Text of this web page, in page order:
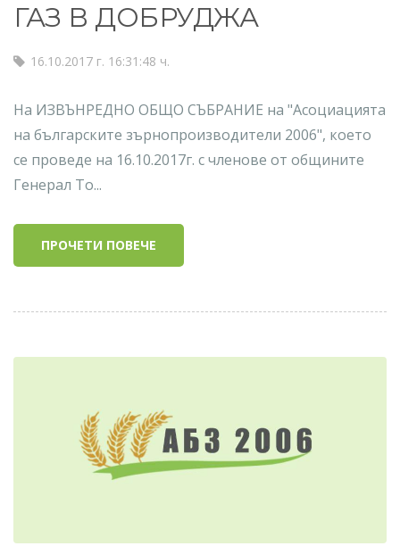
ГАЗ В ДОБРУДЖА
16.10.2017 г. 16:31:48 ч.
На ИЗВЪНРЕДНО ОБЩО СЪБРАНИЕ на "Асоциацията
на българските зърнопроизводители 2006", което
се проведе на 16.10.2017г. с членове от общините
Генерал То...
ПРОЧЕТИ ПОВЕЧЕ